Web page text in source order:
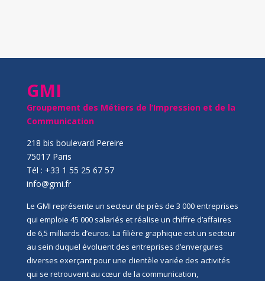
GMI
Groupement des Métiers de l’Impression et de la
Communication
218 bis boulevard Pereire
75017 Paris
Tél : +33 1 55 25 67 57
info@gmi.fr
Le GMI représente un secteur de près de 3 000 entreprises
qui emploie 45 000 salariés et réalise un chiffre d’affaires
de 6,5 milliards d’euros. La filière graphique est un secteur
au sein duquel évoluent des entreprises d’envergures
diverses exerçant pour une clientèle variée des activités
qui se retrouvent au cœur de la communication,